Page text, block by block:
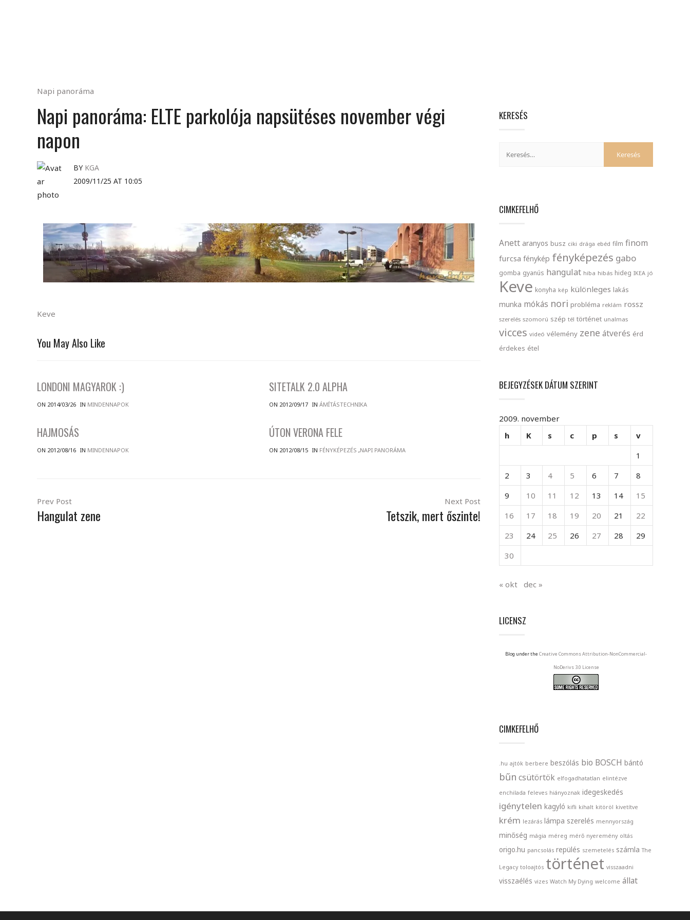
Napi panoráma
Napi panoráma: ELTE parkolója napsütéses november végi
napon
BY KGA
2009/11/25 AT 10:05
Keve
You May Also Like
LONDONI MAGYAROK :)
ON 2014/03/26 IN MINDENNAPOK
SITETALK 2.0 ALPHA
ON 2012/09/17 INÁMÍTÁSTECHNIKA
HAJMOSÁS
ON 2012/08/16 IN MINDENNAPOK
ÚTON VERONA FELE
ON 2012/08/15 IN FÉNYKÉPEZÉS ,NAPI PANORÁMA
Prev Post
Hangulat zene
Next Post
Tetszik, mert őszinte!
KERESÉS
CIMKEFELHŐ
Anett aranyos busz ciki drága ebéd film finom
furcsa fénykép fényképezés gabo
gomba gyanús hangulat hiba hibás hideg IKEA jó
Keve konyha kép különleges lakás
munka mókás nori probléma reklám rossz
szerelés szomorú szép tél történet unalmas
vicces videó vélemény zene átverés érd
érdekes étel
BEJEGYZÉSEK DÁTUM SZERINT
2009. november
h
K s c p s
v
1
2
3 4 5 6 7
8
9
10 11 12 13 14
15
16
17 18 19 20 21
22
23
24 25 26 27 28
29
30
« okt dec »
LICENSZ
Blog under the Creative Commons Attribution-NonCommercial-
NoDerivs 3.0 License
CIMKEFELHŐ
.hu ajtók berbere beszólás bio BOSCH bántó
bűn csütörtök elfogadhatatlan elintézve
enchilada feleves hiányoznak idegeskedés
igénytelen kagyló kifli kihalt kitöröl kivetítve
krém lezárás lámpa szerelés mennyország
minőség mágia méreg mérő nyeremény oltás
origo.hu pancsolás repülés szemetelés számla The
Legacy toloajtós történet visszaadni
visszaélés vizes Watch My Dying welcome állat